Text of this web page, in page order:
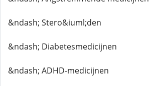
&ndash; Stero&iuml;den
&ndash; Diabetesmedicijnen
&ndash; ADHD-medicijnen